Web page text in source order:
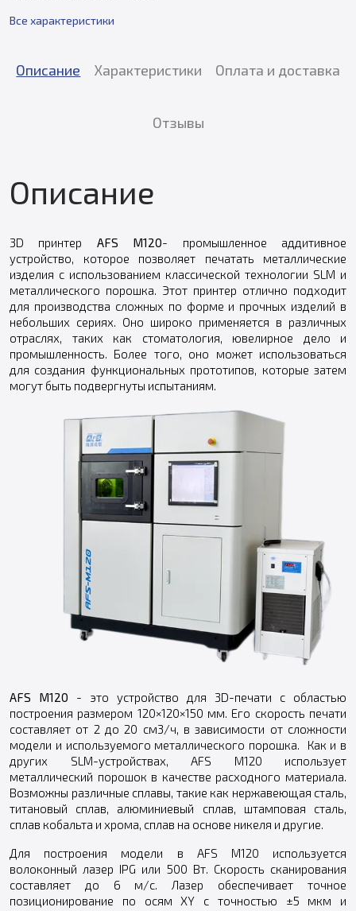
Все характеристики
Описание Характеристики Оплата и доставка
Отзывы
Описание
3D принтер AFS M120- промышленное аддитивное
устройство, которое позволяет печатать металлические
изделия с использованием классической технологии SLM и
металлического порошка. Этот принтер отлично подходит
для производства сложных по форме и прочных изделий в
небольших сериях. Оно широко применяется в различных
отраслях, таких как стоматология, ювелирное дело и
промышленность. Более того, оно может использоваться
для создания функциональных прототипов, которые затем
могут быть подвергнуты испытаниям.
AFS M120 - это устройство для 3D-печати с областью
построения размером 120×120×150 мм. Его скорость печати
составляет от 2 до 20 см3/ч, в зависимости от сложности
модели и используемого металлического порошка. Как и в
других SLM-устройствах, AFS M120 использует
металлический порошок в качестве расходного материала.
Возможны различные сплавы, такие как нержавеющая сталь,
титановый сплав, алюминиевый сплав, штамповая сталь,
сплав кобальта и хрома, сплав на основе никеля и другие.
Для построения модели в AFS M120 используется
волоконный лазер IPG или 500 Вт. Скорость сканирования
составляет до 6 м/с. Лазер обеспечивает точное
позиционирование по осям XY с точностью ±5 мкм и